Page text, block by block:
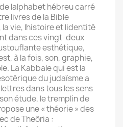
lalphabet hébreu carré
livres de la Bible
la vie, lhistoire et lidentité
dans ces vingt-deux
esthétique,
à la fois, son, graphie,
La Kabbale qui est la
du judaïsme a
dans tous les sens
étude, le tremplin de
une « théorie » des
de Theôria :